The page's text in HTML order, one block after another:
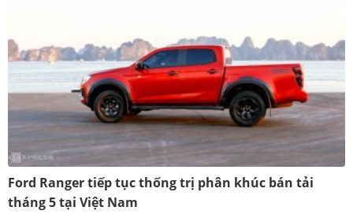
Ford Ranger tiếp tục thống trị phân khúc bán tải
tháng 5 tại Việt Nam